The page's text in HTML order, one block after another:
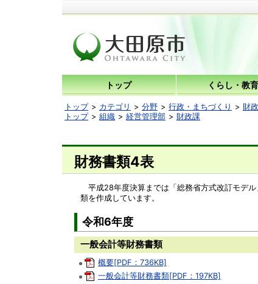
トップ くらし・教
トップ カテゴリ 分野 行政・まちづくり
財政
トップ
組織 経営管理部 財政課
財務書類4表
平成28年度決算までは「総務省方式改訂モデ
類を作成しています。
令和6年度
一般会計等財務書類
概要[PDF：736KB]
一般会計等財務書類[PDF：197KB]